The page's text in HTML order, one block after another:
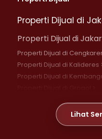
Properti Dijual di
Properti Dijual di
Properti Dijual di
Properti Dijual di Kalideres
Properti Dijual di
Properti Dijual di Meruya >
Properti Dijual di Jelambar >
Lihat